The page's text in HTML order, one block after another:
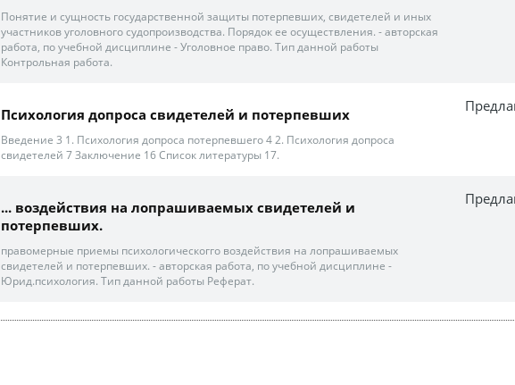
Понятие и сущность государственной защиты потерпевших, свидетелей и иных
участников уголовного судопроизводства. Порядок ее осуществления. - авторская
работа, по учебной дисциплине - Уголовное право. Тип данной работы
Контрольная работа.
Психология допроса свидетелей и потерпевших
Введение 3 1. Психология допроса потерпевшего 4 2. Психология допроса
свидетелей 7 Заключение 16 Список литературы 17.
... воздействия на лопрашиваемых свидетелей и
потерпевших.
правомерные приемы психологическогго воздействия на лопрашиваемых
свидетелей и потерпевших. - авторская работа, по учебной дисциплине -
Юрид.психология. Тип данной работы Реферат.